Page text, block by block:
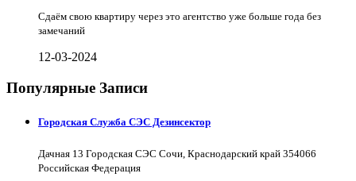
Сдаём свою квартиру через это агентство уже больше года без
замечаний
12-03-2024
Популярные Записи
Городская Служба СЭС Дезинсектор
Дачная 13 Городская СЭС Сочи, Краснодарский край 354066
Российская Федерация